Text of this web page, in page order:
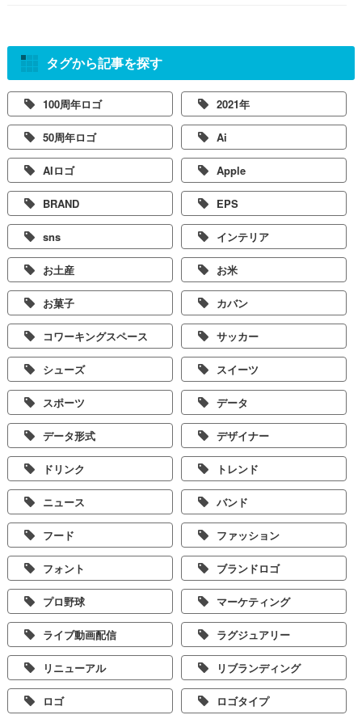
タグから記事を探す
100周年ロゴ 2021年
50周年ロゴ Ai
AIロゴ Apple
BRAND EPS
sns インテリア
お土産 お米
お菓子 カバン
コワーキングスペース サッカー
シューズ スイーツ
スポーツ データ
データ形式 デザイナー
ドリンク トレンド
ニュース バンド
フード ファッション
フォント ブランドロゴ
プロ野球 マーケティング
ライブ動画配信 ラグジュアリー
リニューアル リブランディング
ロゴ ロゴタイプ